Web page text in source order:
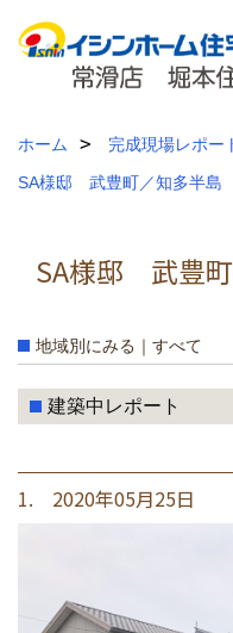
ホーム 完成現場レポー
SA様邸 武豊町／知多半島
SA様邸 武豊
地域別にみる｜すべて
建築中レポート
1. 2020年05月25日